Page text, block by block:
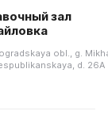
зал
obl., g.
d. 26A